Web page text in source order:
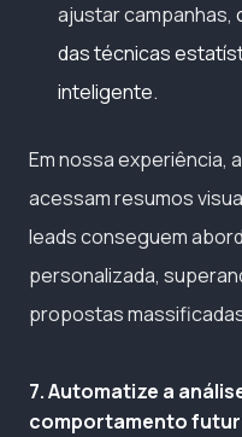
ajustar campanhas,
das técnicas
inteligente.
Em nossa experiência,
acessam resumos
leads conseguem
personalizada,
propostas
7. Automatize a
comportamento